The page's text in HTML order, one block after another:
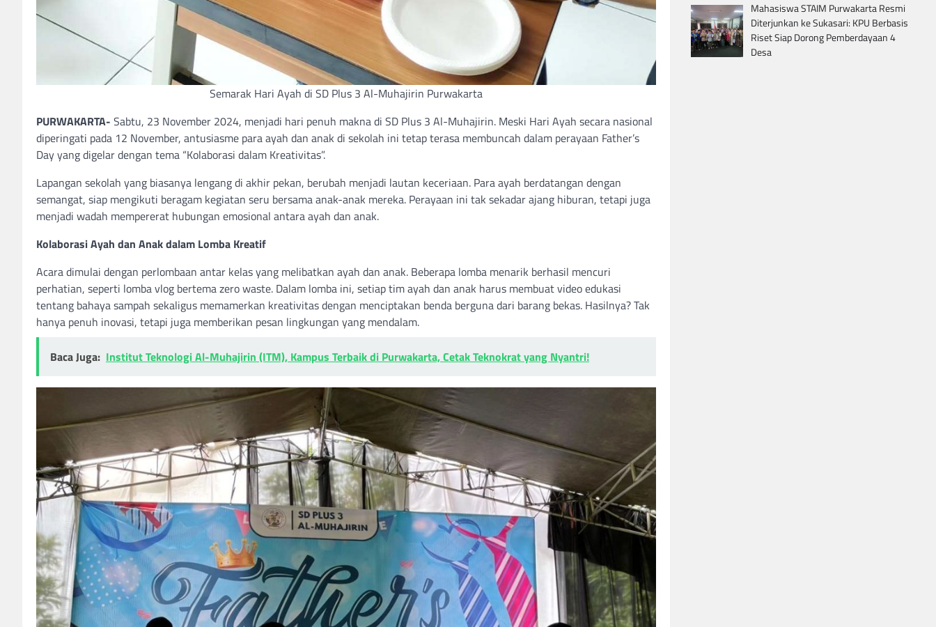
Semarak Hari Ayah di SD Plus 3 Al-Muhajirin Purwakarta
PURWAKARTA- Sabtu, 23 November 2024, menjadi hari penuh makna di SD Plus 3 Al-Muhajirin. Meski Hari Ayah secara nasional
diperingati pada 12 November, antusiasme para ayah dan anak di sekolah ini tetap terasa membuncah dalam perayaan Father’s
Day yang digelar dengan tema “Kolaborasi dalam Kreativitas”.
Lapangan sekolah yang biasanya lengang di akhir pekan, berubah menjadi lautan keceriaan. Para ayah berdatangan dengan
semangat, siap mengikuti beragam kegiatan seru bersama anak-anak mereka. Perayaan ini tak sekadar ajang hiburan, tetapi juga
menjadi wadah mempererat hubungan emosional antara ayah dan anak.
Kolaborasi Ayah dan Anak dalam Lomba Kreatif
Acara dimulai dengan perlombaan antar kelas yang melibatkan ayah dan anak. Beberapa lomba menarik berhasil mencuri
perhatian, seperti lomba vlog bertema zero waste. Dalam lomba ini, setiap tim ayah dan anak harus membuat video edukasi
tentang bahaya sampah sekaligus memamerkan kreativitas dengan menciptakan benda berguna dari barang bekas. Hasilnya? Tak
hanya penuh inovasi, tetapi juga memberikan pesan lingkungan yang mendalam.
Baca Juga: Institut Teknologi Al-Muhajirin (ITM), Kampus Terbaik di Purwakarta, Cetak Teknokrat yang Nyantri!
Mahasiswa STAIM Purwakarta Resmi
Diterjunkan ke Sukasari: KPU Berbasis
Riset Siap Dorong Pemberdayaan 4
Desa